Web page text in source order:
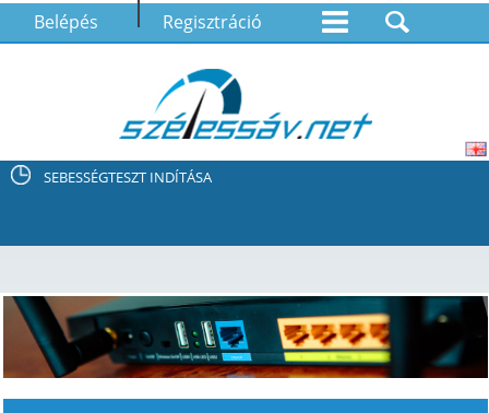
Belépés Regisztráció
SEBESSÉGTESZT INDÍTÁSA